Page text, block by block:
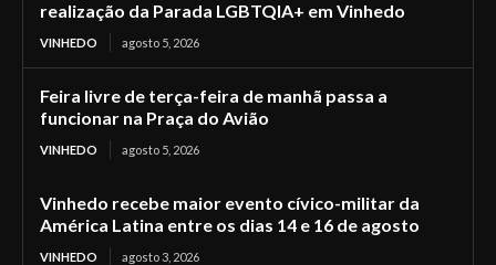
realização da Parada LGBTQIA+ em Vinhedo
VINHEDO agosto 5, 2026
Feira livre de terça-feira de manhã passa a
funcionar na Praça do Avião
VINHEDO agosto 5, 2026
Vinhedo recebe maior evento cívico-militar da
América Latina entre os dias 14 e 16 de agosto
VINHEDO agosto 3, 2026